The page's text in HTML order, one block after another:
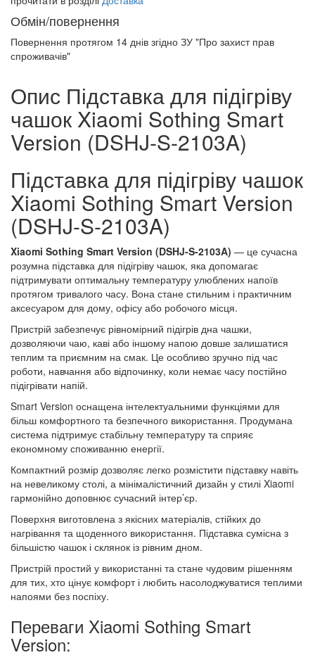
Обмін/повернення
Повернення протягом 14 днів згідно ЗУ "Про захист прав
спроживачів"
Опис Підставка для підігріву
чашок Xiaomi Sothing Smart
Version (DSHJ-S-2103A)
Підставка для підігріву чашок
Xiaomi Sothing Smart Version
(DSHJ-S-2103A)
Xiaomi Sothing Smart Version (DSHJ-S-2103A) — це сучасна
розумна підставка для підігріву чашок, яка допомагає
підтримувати оптимальну температуру улюблених напоїв
протягом тривалого часу. Вона стане стильним і практичним
аксесуаром для дому, офісу або робочого місця.
Пристрій забезпечує рівномірний підігрів дна чашки,
дозволяючи чаю, каві або іншому напою довше залишатися
теплим та приємним на смак. Це особливо зручно під час
роботи, навчання або відпочинку, коли немає часу постійно
підігрівати напій.
Smart Version оснащена інтелектуальними функціями для
більш комфортного та безпечного використання. Продумана
система підтримує стабільну температуру та сприяє
економному споживанню енергії.
Компактний розмір дозволяє легко розмістити підставку навіть
на невеликому столі, а мінімалістичний дизайн у стилі Xiaomi
гармонійно доповнює сучасний інтер’єр.
Поверхня виготовлена з якісних матеріалів, стійких до
нагрівання та щоденного використання. Підставка сумісна з
більшістю чашок і склянок із рівним дном.
Пристрій простий у використанні та стане чудовим рішенням
для тих, хто цінує комфорт і любить насолоджуватися теплими
напоями без поспіху.
Переваги Xiaomi Sothing Smart
Version: